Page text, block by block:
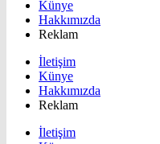
Künye
Hakkımızda
Reklam
İletişim
Künye
Hakkımızda
Reklam
İletişim